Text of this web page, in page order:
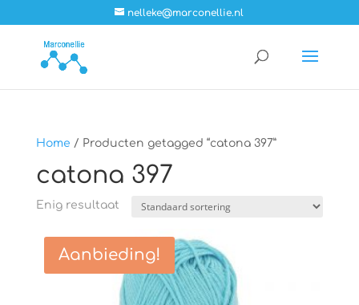
nelleke@marconellie.nl
Home / Producten getagged “catona 397”
catona 397
Enig resultaat
Aanbieding!